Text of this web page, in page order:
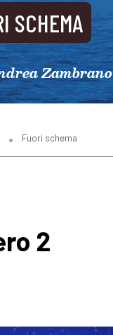
SCHEMA
Zambrano
Fuori schema
2